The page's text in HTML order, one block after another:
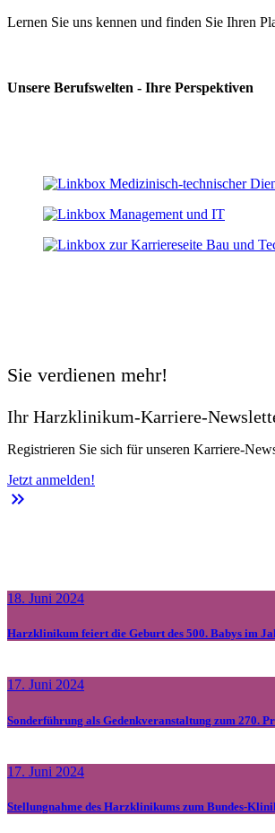
Lernen Sie uns kennen und finden Sie Ihren
Unsere Berufswelten - Ihre Perspektiven
Sie verdienen mehr!
Ihr Harzklinikum-Karriere-
Registrieren Sie sich für unseren Karriere-
Jetzt anmelden!
keyboard_double_arrow_right
18. Juni 2024
Harzklinikum feiert die Geburt des 500. Babys im
17. Juni 2024
Sonderführung als Gedenkveranstaltung zum 270.
17. Juni 2024
Stellungnahme des Harzklinikums zum Bundes-